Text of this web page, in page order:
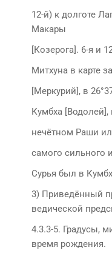
12-й) к долготе
Макары
[Козерога]. 6-я и
Митхуна в карте
[Меркурий], в
Кумбха [Водолей],
нечётном Раши
самого сильного
Сурья был в
3) Приведённый
ведической
4.3.3-5. Градусы,
время рождения.